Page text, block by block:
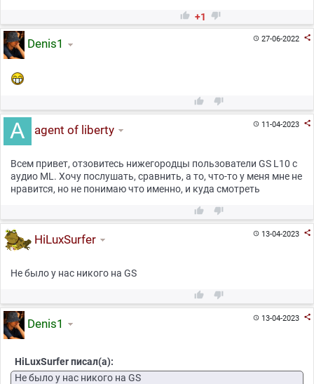
 +1 
27-06-2022 
Denis1
 
11-04-2023 
agent of liberty
Всем привет, отзовитесь нижегородцы пользователи GS L10 с
аудио ML. Хочу послушать, сравнить, а то, что-то у меня мне не
нравится, но не понимаю что именно, и куда смотреть
 
13-04-2023 
HiLuxSurfer
Не было у нас никого на GS
 
13-04-2023 
Denis1
HiLuxSurfer писал(а):
Не было у нас никого на GS